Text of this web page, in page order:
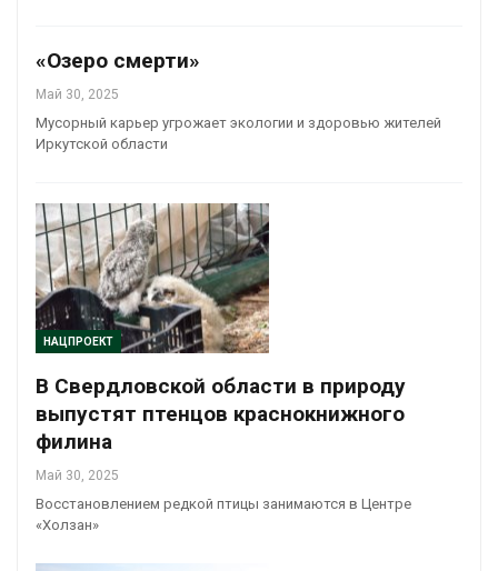
«Озеро смерти»
Май 30, 2025
Мусорный карьер угрожает экологии и здоровью жителей
Иркутской области
НАЦПРОЕКТ
В Свердловской области в природу
выпустят птенцов краснокнижного
филина
Май 30, 2025
Восстановлением редкой птицы занимаются в Центре
«Холзан»